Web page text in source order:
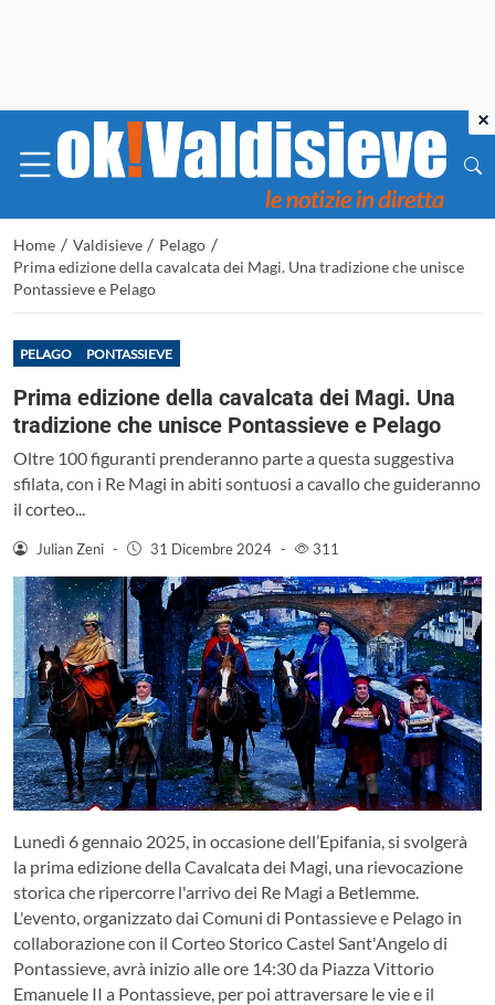
Home / Valdisieve / Pelago /
Prima edizione della cavalcata dei Magi. Una tradizione che unisce
Pontassieve e Pelago
PELAGO PONTASSIEVE
Prima edizione della cavalcata dei Magi. Una
tradizione che unisce Pontassieve e Pelago
Oltre 100 figuranti prenderanno parte a questa suggestiva
sfilata, con i Re Magi in abiti sontuosi a cavallo che guideranno
il corteo...
Julian Zeni - 31 Dicembre 2024 - 311
Lunedì 6 gennaio 2025, in occasione dell’Epifania, si svolgerà
la prima edizione della Cavalcata dei Magi, una rievocazione
storica che ripercorre l'arrivo dei Re Magi a Betlemme.
L'evento, organizzato dai Comuni di Pontassieve e Pelago in
collaborazione con il Corteo Storico Castel Sant'Angelo di
Pontassieve, avrà inizio alle ore 14:30 da Piazza Vittorio
Emanuele II a Pontassieve, per poi attraversare le vie e il
×